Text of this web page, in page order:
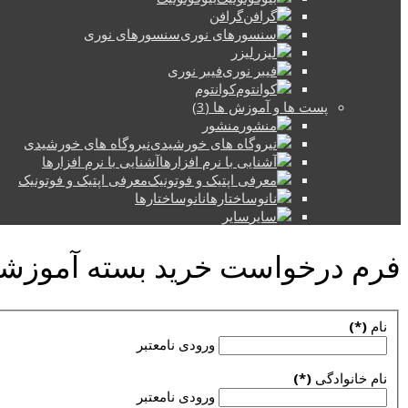
گرافن
سنسورهای نوری
لیزر
فیبر نوری
کوانتوم
پست ها و آموزش ها (3)
منشور
نیروگاه های خورشیدی
آشنایی با نرم افزارها
معرفی اپتیک و فوتونیک
نانوساختارها
سایر
فرم درخواست خرید بسته
نام(*)
ورودی نامعتبر
نام خانوادگی(*)
ورودی نامعتبر